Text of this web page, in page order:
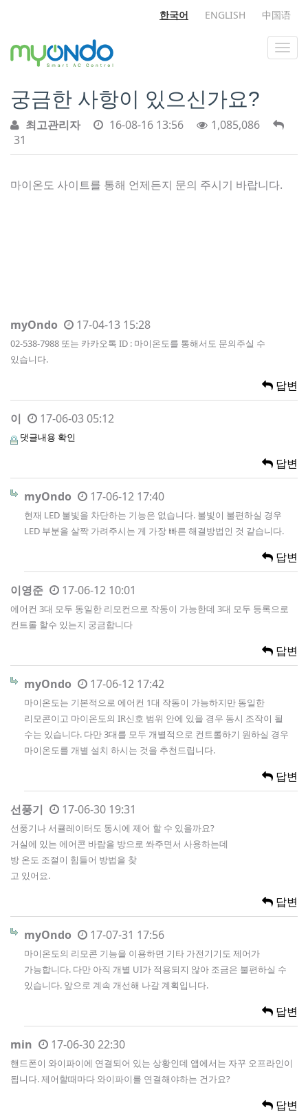
한국어 ENGLISH 中国语
궁금한 사항이 있으신가요?
최고관리자 16-08-16 13:56
1,085,086
31
마이온도 사이트를 통해 언제든지 문의 주시기 바랍니다.
myOndo 17-04-13 15:28
02-538-7988 또는 카카오톡 ID : 마이온도를 통해서도 문의주실 수
있습니다.
답변
이 17-06-03 05:12
댓글내용 확인
답변
myOndo 17-06-12 17:40
현재 LED 불빛을 차단하는 기능은 없습니다. 불빛이 불편하실 경우
LED 부분을 살짝 가려주시는 게 가장 빠른 해결방법인 것 같습니다.
답변
이영준 17-06-12 10:01
에어컨 3대 모두 동일한 리모컨으로 작동이 가능한데 3대 모두 등록으로
컨트롤 할수 있는지 궁금합니다
답변
myOndo 17-06-12 17:42
마이온도는 기본적으로 에어컨 1대 작동이 가능하지만 동일한
리모콘이고 마이온도의 IR신호 범위 안에 있을 경우 동시 조작이 될
수는 있습니다. 다만 3대를 모두 개별적으로 컨트롤하기 원하실 경우
마이온도를 개별 설치 하시는 것을 추천드립니다.
답변
선풍기 17-06-30 19:31
선풍기나 서큘레이터도 동시에 제어 할 수 있을까요?
거실에 있는 에어콘 바람을 방으로 쏴주면서 사용하는데
방 온도 조절이 힘들어 방법을 찾
고 있어요.
답변
myOndo 17-07-31 17:56
마이온도의 리모콘 기능을 이용하면 기타 가전기기도 제어가
가능합니다. 다만 아직 개별 UI가 적용되지 않아 조금은 불편하실 수
있습니다. 앞으로 계속 개선해 나갈 계획입니다.
답변
min 17-06-30 22:30
핸드폰이 와이파이에 연결되어 있는 상황인데 앱에서는 자꾸 오프라인이
됩니다. 제어할때마다 와이파이를 연결해야하는 건가요?
답변